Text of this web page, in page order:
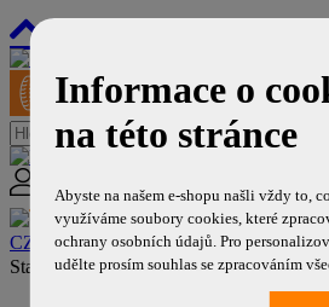
Váš účet
CZK /EUR
Standardní ocel. disky ECO-LINE
Informace o
na této stránce
Abyste na našem e-shopu našli vždy to,
využíváme soubory cookies, které
ochrany osobních údajů. Pro
udělte prosím souhlas se zpracováním